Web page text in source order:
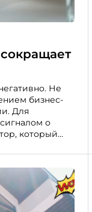
Не
бизнес-
Для
о
который